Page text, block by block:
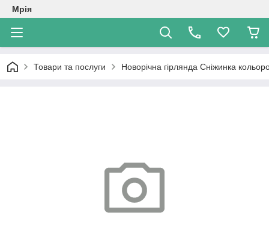
Мрія
Товари та послуги Новорічна гірлянда Сніжинка